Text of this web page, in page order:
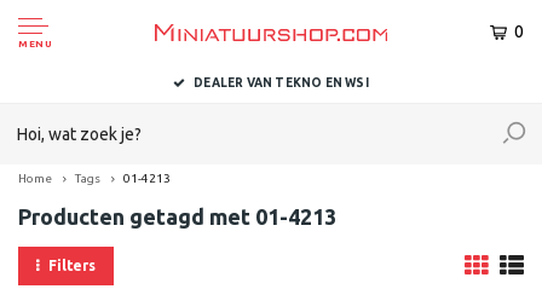
MENU
0
DEALER VAN TEKNO EN WSI
Home Tags 01-4213
Producten getagd met 01-4213
Filters